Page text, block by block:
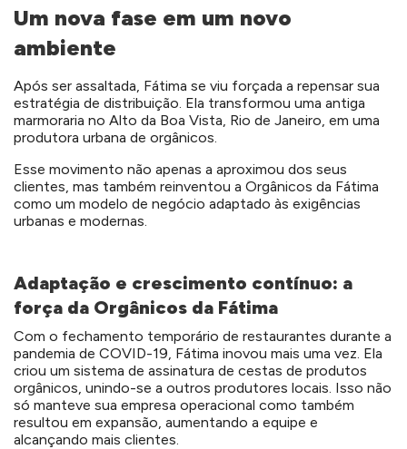
Um nova fase em um novo
ambiente
Após ser assaltada, Fátima se viu forçada a repensar sua
estratégia de distribuição. Ela transformou uma antiga
marmoraria no Alto da Boa Vista, Rio de Janeiro, em uma
produtora urbana de orgânicos.
Esse movimento não apenas a aproximou dos seus
clientes, mas também reinventou a Orgânicos da Fátima
como um modelo de negócio adaptado às exigências
urbanas e modernas.
Adaptação e crescimento contínuo: a
força da Orgânicos da Fátima
Com o fechamento temporário de restaurantes durante a
pandemia de COVID-19, Fátima inovou mais uma vez. Ela
criou um sistema de assinatura de cestas de produtos
orgânicos, unindo-se a outros produtores locais. Isso não
só manteve sua empresa operacional como também
resultou em expansão, aumentando a equipe e
alcançando mais clientes.